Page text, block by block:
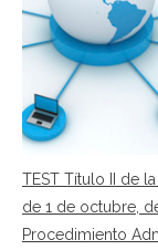
TEST Título II de
de 1 de octubre,
Procedimiento